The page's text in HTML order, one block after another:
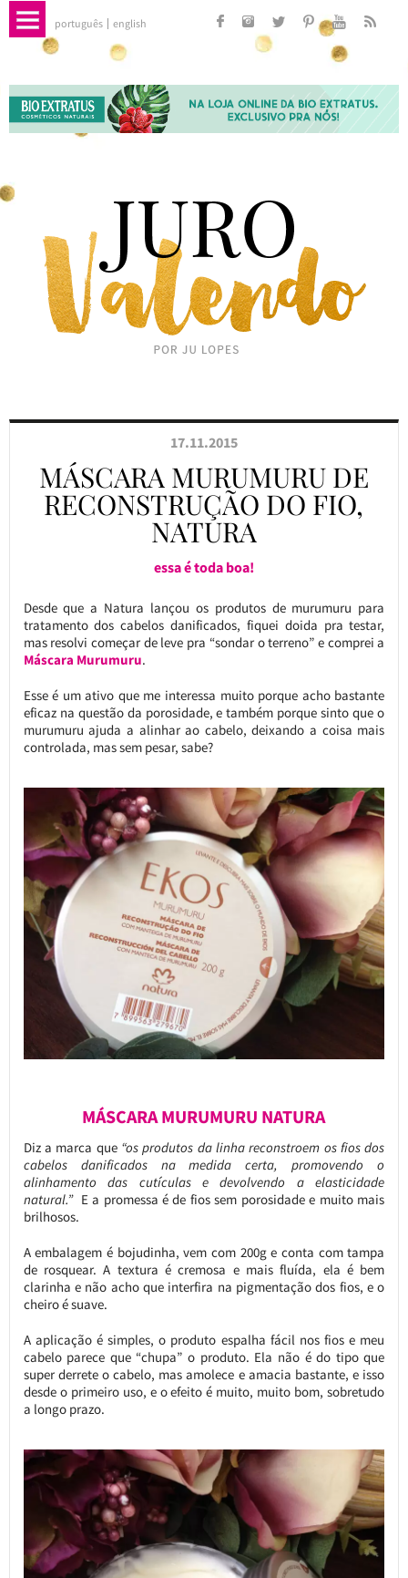
português english
17.11.2015
MÁSCARA MURUMURU DE
RECONSTRUÇÃO DO FIO,
NATURA
essa é toda boa!
Desde que a Natura lançou os produtos de murumuru para
tratamento dos cabelos danificados, fiquei doida pra testar,
mas resolvi começar de leve pra “sondar o terreno” e comprei a
Máscara Murumuru.
Esse é um ativo que me interessa muito porque acho bastante
eficaz na questão da porosidade, e também porque sinto que o
murumuru ajuda a alinhar ao cabelo, deixando a coisa mais
controlada, mas sem pesar, sabe?
MÁSCARA MURUMURU NATURA
Diz a marca que “os produtos da linha reconstroem os fios dos
cabelos danificados na medida certa, promovendo o
alinhamento das cutículas e devolvendo a elasticidade
natural.”E a promessa é de fios sem porosidade e muito mais
brilhosos.
A embalagem é bojudinha, vem com 200g e conta com tampa
de rosquear. A textura é cremosa e mais fluída, ela é bem
clarinha e não acho que interfira na pigmentação dos fios, e o
cheiro é suave.
A aplicação é simples, o produto espalha fácil nos fios e meu
cabelo parece que “chupa” o produto. Ela não é do tipo que
super derrete o cabelo, mas amolece e amacia bastante, e isso
desde o primeiro uso, e o efeito é muito, muito bom, sobretudo
a longo prazo.